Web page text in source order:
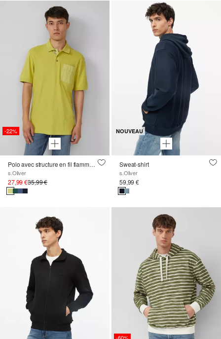
-22%
Polo avec structure en fil flamme et poche poitrine
s.Oliver
27,99 €35,99 €
NOUVEAU
Sweat-shirt
s.Oliver
59,99 €